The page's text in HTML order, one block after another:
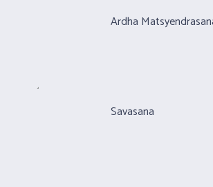
Ardha
Savasana